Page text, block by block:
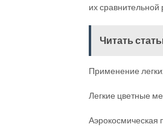
их
Читать
Применение
Легкие цветные
Аэрокосмическая